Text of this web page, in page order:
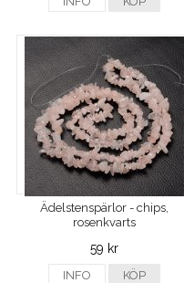
Ädelstenspärlor - chips,
rosenkvarts
59 kr
INFO KÖP